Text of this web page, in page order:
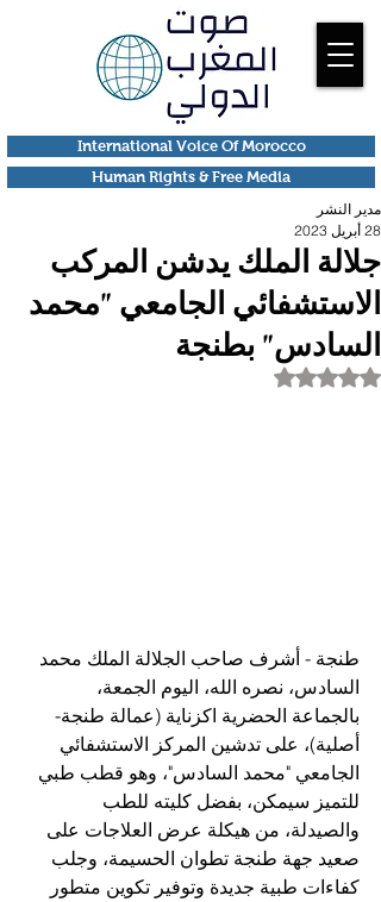
Human Rights & Free Media
International Voice Of Morocco
جلالة الملك يدشن المركب
الاستشفائي الجامعي "محمد
السادس" بطنجة
مدير النشر
28 أبريل 2023
تم التقييم بـ ليس رقمًا من أصل 5 نجوم.
طنجة - أشرف صاحب الجلالة الملك محمد
السادس، نصره الله، اليوم الجمعة،
بالجماعة الحضرية اكزناية (عمالة طنجة-
أصلية)، على تدشين المركز الاستشفائي
الجامعي "محمد السادس"، وهو قطب طبي
للتميز سيمكن، بفضل كليته للطب
والصيدلة، من هيكلة عرض العلاجات على
صعيد جهة طنجة تطوان الحسيمة، وجلب
كفاءات طبية جديدة وتوفير تكوين متطور